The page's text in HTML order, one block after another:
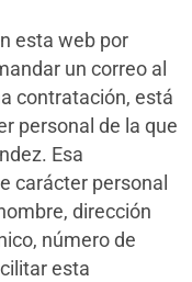
esta web por
un correo al
contratación, está
personal de la que
Esa
carácter personal
dirección
número de
esta